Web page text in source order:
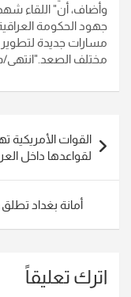
وأضاف، أن" اللقاء شهد
جهود الحكومة
مسارات جديدة لتطوير
مختلف الصعد ".انتهى/
المقالات
القوات
لقواعدها داخل
أمانة بغداد تطلق
اترك تعليقاً